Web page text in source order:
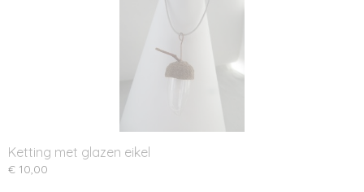
Ketting met glazen eikel
€ 10,00